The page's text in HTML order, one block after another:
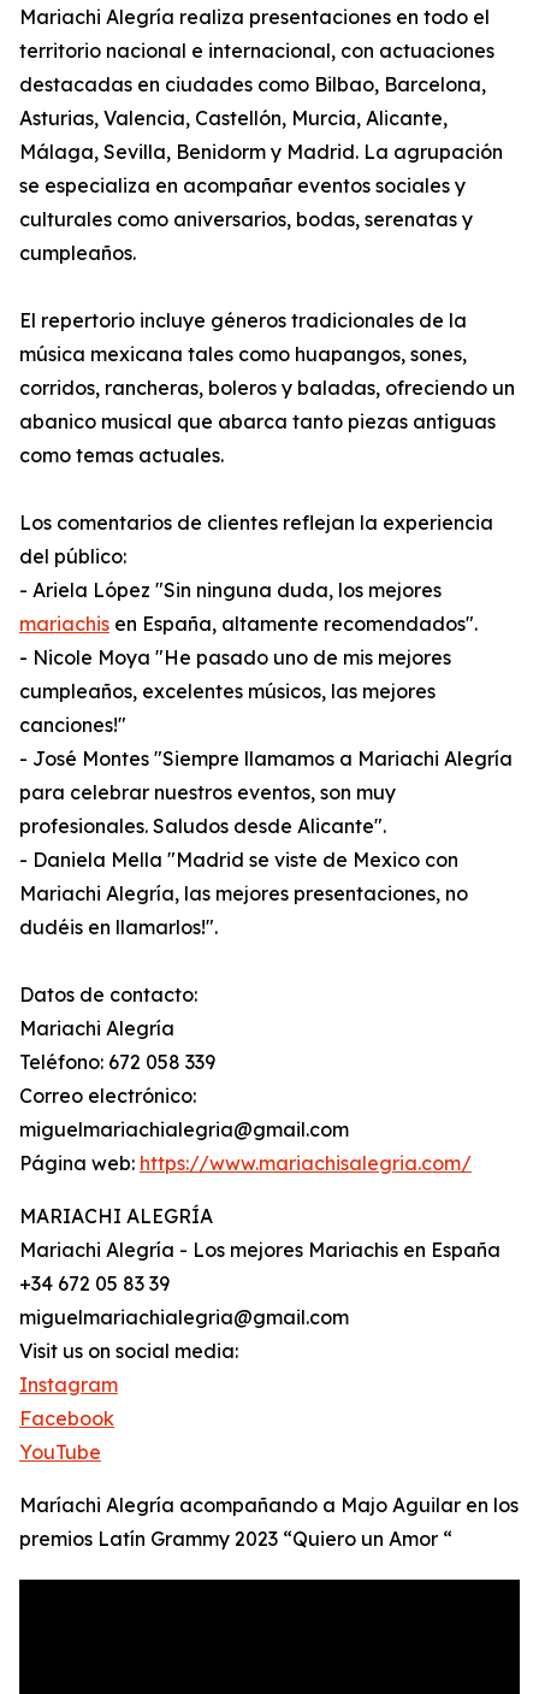
Mariachi Alegría realiza presentaciones en todo el
territorio nacional e internacional, con actuaciones
destacadas en ciudades como Bilbao, Barcelona,
Asturias, Valencia, Castellón, Murcia, Alicante,
Málaga, Sevilla, Benidorm y Madrid. La agrupación
se especializa en acompañar eventos sociales y
culturales como aniversarios, bodas, serenatas y
cumpleaños.
El repertorio incluye géneros tradicionales de la
música mexicana tales como huapangos, sones,
corridos, rancheras, boleros y baladas, ofreciendo un
abanico musical que abarca tanto piezas antiguas
como temas actuales.
Los comentarios de clientes reflejan la experiencia
del público:
- Ariela López "Sin ninguna duda, los mejores
mariachis en España, altamente recomendados".
- Nicole Moya "He pasado uno de mis mejores
cumpleaños, excelentes músicos, las mejores
canciones!"
- José Montes "Siempre llamamos a Mariachi Alegría
para celebrar nuestros eventos, son muy
profesionales. Saludos desde Alicante".
- Daniela Mella "Madrid se viste de Mexico con
Mariachi Alegría, las mejores presentaciones, no
dudéis en llamarlos!".
Datos de contacto:
Mariachi Alegría
Teléfono: 672 058 339
Correo electrónico:
miguelmariachialegria@gmail.com
Página web: https://www.mariachisalegria.com/
MARIACHI ALEGRÍA
Mariachi Alegría - Los mejores Mariachis en España
+34 672 05 83 39
miguelmariachialegria@gmail.com
Visit us on social media:
Instagram
Facebook
YouTube
Maríachi Alegría acompañando a Majo Aguilar en los
premios Latín Grammy 2023 “Quiero un Amor “